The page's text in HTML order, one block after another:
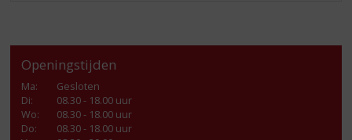
Openingstijden
Ma:
Gesloten
Di:
08.30 - 18.00 uur
Wo:
08.30 - 18.00 uur
Do:
08.30 - 18.00 uur